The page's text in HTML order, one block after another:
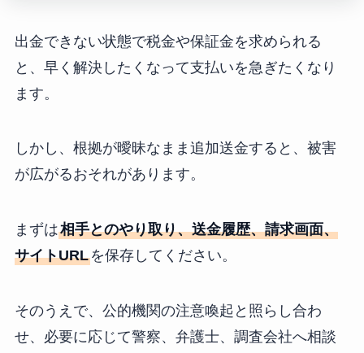
出金できない状態で税金や保証金を求められる
と、早く解決したくなって支払いを急ぎたくなり
ます。
しかし、根拠が曖昧なまま追加送金すると、被害
が広がるおそれがあります。
まずは相手とのやり取り、送金履歴、請求画面、
サイトURLを保存してください。
そのうえで、公的機関の注意喚起と照らし合わ
せ、必要に応じて警察、弁護士、調査会社へ相談